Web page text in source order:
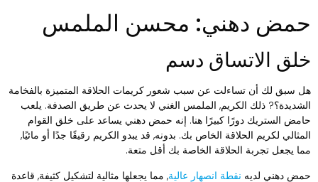
دهني: محسن الملمس
الاتساق دسم
سبق لك أن تساءلت عن سبب شعور كريمات الحلاقة المتميزة بالفخامة
ذلك الكريم, الملمس الغني لا يحدث عن طريق الصدفة. يلعب
الستريك دورًا كبيرًا هنا. إنه حمض دهني يساعد على خلق القوام
لكريم الحلاقة الخاص بك. بدونه, قد يبدو الكريم رقيقًا جدًا أو مائيًا,
يجعل تجربة الحلاقة الخاصة بك أقل متعة.
دهني لديهنقطة انصهار عالية, مما يجعلها مثالية لتشكيل كثيفة, قاعدة